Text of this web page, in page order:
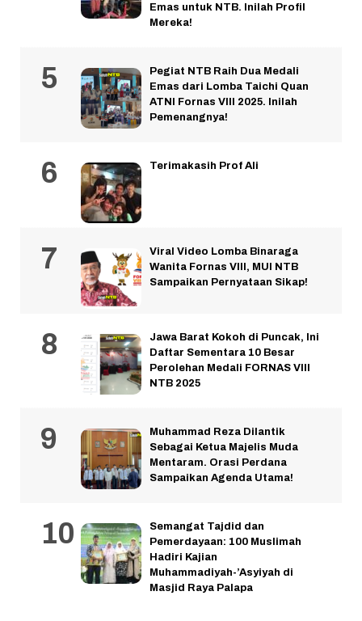
Emas untuk NTB. Inilah Profil
Mereka!
Pegiat NTB Raih Dua Medali
Emas dari Lomba Taichi Quan
ATNI Fornas VIII 2025. Inilah
Pemenangnya!
Terimakasih Prof Ali
Viral Video Lomba Binaraga
Wanita Fornas VIII, MUI NTB
Sampaikan Pernyataan Sikap!
Jawa Barat Kokoh di Puncak, Ini
Daftar Sementara 10 Besar
Perolehan Medali FORNAS VIII
NTB 2025
Muhammad Reza Dilantik
Sebagai Ketua Majelis Muda
Mentaram. Orasi Perdana
Sampaikan Agenda Utama!
Semangat Tajdid dan
Pemerdayaan: 100 Muslimah
Hadiri Kajian
Muhammadiyah-’Asyiyah di
Masjid Raya Palapa